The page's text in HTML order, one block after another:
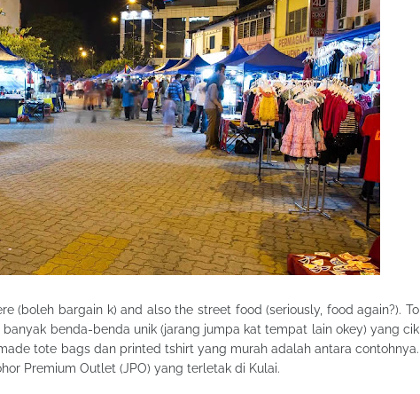
(boleh bargain k) and also the street food (seriously, food again?). To
benda-benda unik (jarang jumpa kat tempat lain okey) yang cik
tote bags dan printed tshirt yang murah adalah antara contohnya.
Premium Outlet (JPO) yang terletak di Kulai.